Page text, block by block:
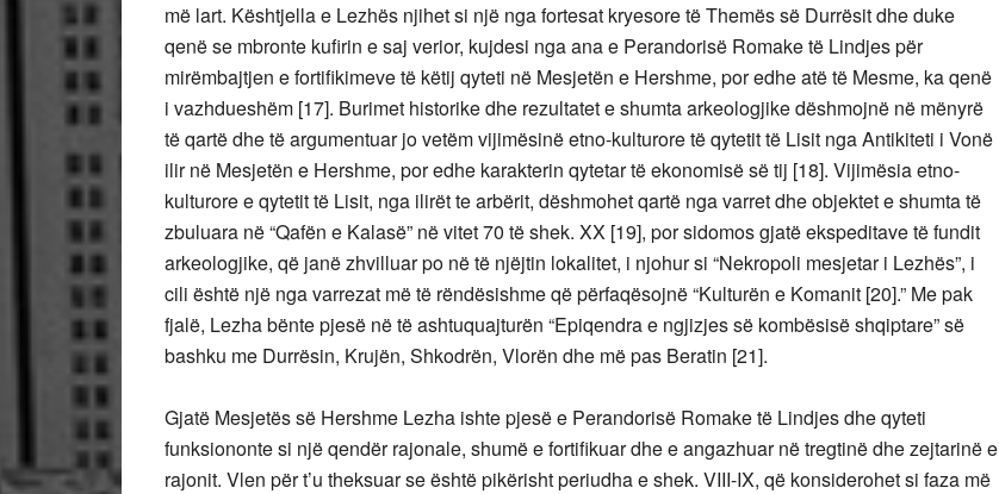
më lart. Kështjella e Lezhës njihet si një nga fortesat kryesore të Themës së Durrësit dhe duke
qenë se mbronte kufirin e saj verior, kujdesi nga ana e Perandorisë Romake të Lindjes për
mirëmbajtjen e fortifikimeve të këtij qyteti në Mesjetën e Hershme, por edhe atë të Mesme, ka qenë
i vazhdueshëm [17]. Burimet historike dhe rezultatet e shumta arkeologjike dëshmojnë në mënyrë
të qartë dhe të argumentuar jo vetëm vijimësinë etno-kulturore të qytetit të Lisit nga Antikiteti i Vonë
ilir në Mesjetën e Hershme, por edhe karakterin qytetar të ekonomisë së tij [18]. Vijimësia etno-
kulturore e qytetit të Lisit, nga ilirët te arbërit, dëshmohet qartë nga varret dhe objektet e shumta të
zbuluara në “Qafën e Kalasë” në vitet 70 të shek. XX [19], por sidomos gjatë ekspeditave të fundit
arkeologjike, që janë zhvilluar po në të njëjtin lokalitet, i njohur si “Nekropoli mesjetar i Lezhës”, i
cili është një nga varrezat më të rëndësishme që përfaqësojnë “Kulturën e Komanit [20].” Me pak
fjalë, Lezha bënte pjesë në të ashtuquajturën “Epiqendra e ngjizjes së kombësisë shqiptare” së
bashku me Durrësin, Krujën, Shkodrën, Vlorën dhe më pas Beratin [21].
Gjatë Mesjetës së Hershme Lezha ishte pjesë e Perandorisë Romake të Lindjes dhe qyteti
funksiononte si një qendër rajonale, shumë e fortifikuar dhe e angazhuar në tregtinë dhe zejtarinë e
rajonit. Vlen për t’u theksuar se është pikërisht periudha e shek. VIII-IX, që konsiderohet si faza më